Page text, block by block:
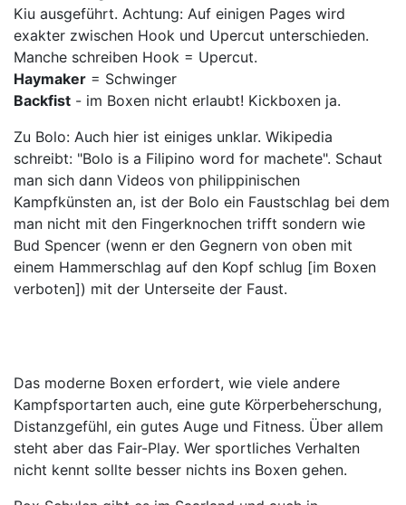
Kiu ausgeführt. Achtung: Auf einigen Pages wird
exakter zwischen Hook und Upercut unterschieden.
Manche schreiben Hook = Upercut.
Haymaker = Schwinger
Backfist - im Boxen nicht erlaubt! Kickboxen ja.
Zu Bolo: Auch hier ist einiges unklar. Wikipedia
schreibt: "Bolo is a Filipino word for machete". Schaut
man sich dann Videos von philippinischen
Kampfkünsten an, ist der Bolo ein Faustschlag bei dem
man nicht mit den Fingerknochen trifft sondern wie
Bud Spencer (wenn er den Gegnern von oben mit
einem Hammerschlag auf den Kopf schlug [im Boxen
verboten]) mit der Unterseite der Faust.
Das moderne Boxen erfordert, wie viele andere
Kampfsportarten auch, eine gute Körperbeherschung,
Distanzgefühl, ein gutes Auge und Fitness. Über allem
steht aber das Fair-Play. Wer sportliches Verhalten
nicht kennt sollte besser nichts ins Boxen gehen.